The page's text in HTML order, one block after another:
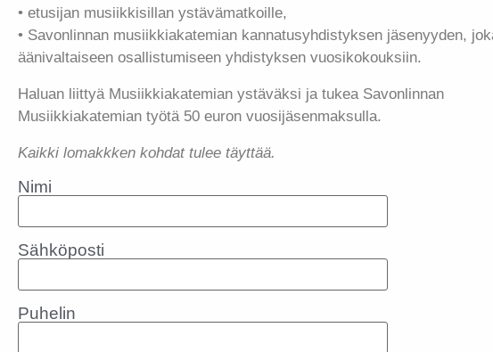
• etusijan musiikkisillan ystävämatkoille,
• Savonlinnan musiikkiakatemian kannatusyhdistyksen jäsenyyden,
äänivaltaiseen osallistumiseen yhdistyksen vuosikokouksiin.
Haluan liittyä Musiikkiakatemian ystäväksi ja tukea Savonlinnan
Musiikkiakatemian työtä 50 euron vuosijäsenmaksulla.
Kaikki lomakkken kohdat tulee täyttää.
Nimi
Sähköposti
Puhelin